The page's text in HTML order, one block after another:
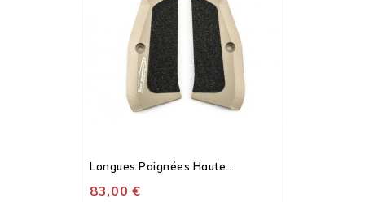
Longues Poignées Haute...
83,00 €